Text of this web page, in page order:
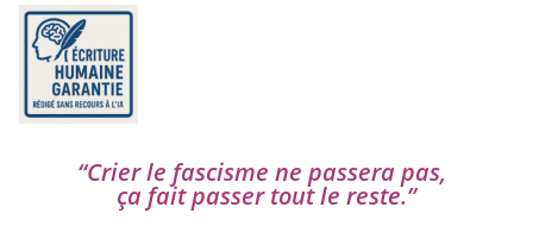
“Crier le fas­cisme ne pas­se­ra pas,
ça fait pas­ser tout le reste.”